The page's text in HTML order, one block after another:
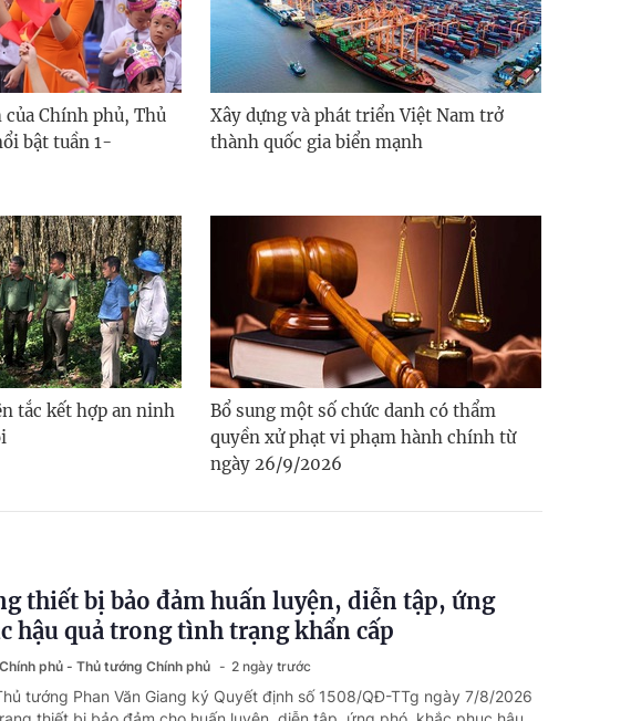
của Chính phủ, Thủ
bật tuần 1-
Xây dựng và phát triển Việt Nam trở
thành quốc gia biển mạnh
tắc kết hợp an ninh
Bổ sung một số chức danh có thẩm
quyền xử phạt vi phạm hành chính từ
ngày 26/9/2026
thiết bị bảo đảm huấn luyện, diễn tập, ứng
hậu quả trong tình trạng khẩn cấp
phủ - Thủ tướng Chính phủ 2 ngày trước
tướng Phan Văn Giang ký Quyết định số 1508/QĐ-TTg ngày 7/8/2026